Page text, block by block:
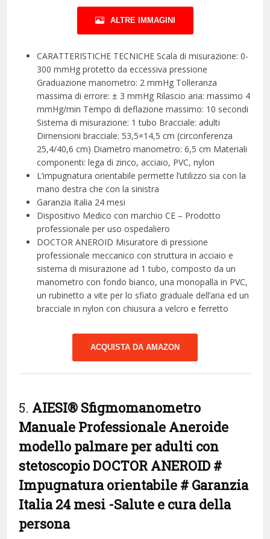
ALTRE IMMAGINI
CARATTERISTICHE TECNICHE Scala di misurazione: 0-
300 mmHg protetto da eccessiva pressione
Graduazione manometro: 2 mmHg Tolleranza
massima di errore: ± 3 mmHg Rilascio aria: massimo 4
mmHg/min Tempo di deflazione massimo: 10 secondi
Sistema di misurazione: 1 tubo Bracciale: adulti
Dimensioni bracciale: 53,5×14,5 cm (circonferenza
25,4/40,6 cm) Diametro manometro: 6,5 cm Materiali
componenti: lega di zinco, acciaio, PVC, nylon
L’impugnatura orientabile permette l’utilizzo sia con la
mano destra che con la sinistra
Garanzia Italia 24 mesi
Dispositivo Medico con marchio CE – Prodotto
professionale per uso ospedaliero
DOCTOR ANEROID Misuratore di pressione
professionale meccanico con struttura in acciaio e
sistema di misurazione ad 1 tubo, composto da un
manometro con fondo bianco, una monopalla in PVC,
un rubinetto a vite per lo sfiato graduale dell’aria ed un
bracciale in nylon con chiusura a velcro e ferretto
ACQUISTA DA AMAZON
5. AIESI® Sfigmomanometro
Manuale Professionale Aneroide
modello palmare per adulti con
stetoscopio DOCTOR ANEROID #
Impugnatura orientabile # Garanzia
Italia 24 mesi -Salute e cura della
persona